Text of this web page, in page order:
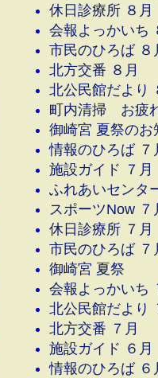
休日診療所 ８月
会報よっかいち
市民のひろば ８
北方交番 ８月
北公民館だより
町内清掃 お疲
御崎宮 夏祭のお
情報のひろば ７
施設ガイド ７月
ふれあいセンタ
スポーツNow ７
休日診療所 ７月
市民のひろば ７
御崎宮 夏祭
会報よっかいち
北公民館だより
北方交番 ７月
施設ガイド ６月
情報のひろば ６